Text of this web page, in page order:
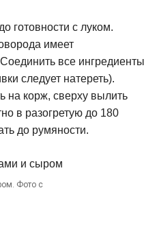
готовности с луком.
имеет
все ингредиенты
следует натереть).
на корж, сверху вылить
в разогретую до 180
до румяности.
Фото с